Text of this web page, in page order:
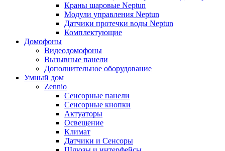
Краны шаровые Neptun
Модули управления Neptun
Датчики протечки воды Neptun
Комплектующие
Домофоны
Видеодомофоны
Вызывные панели
Дополнительное оборудование
Умный дом
Zennio
Сенсорные панели
Сенсорные кнопки
Актуаторы
Освещение
Климат
Датчики и Сенсоры